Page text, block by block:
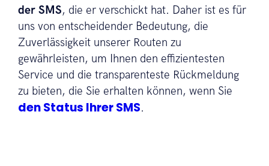
der SMS, die er verschickt hat. Daher ist es für
uns von entscheidender Bedeutung, die
Zuverlässigkeit unserer Routen zu
gewährleisten, um Ihnen den effizientesten
Service und die transparenteste Rückmeldung
zu bieten, die Sie erhalten können, wenn Sie
den Status Ihrer SMS.